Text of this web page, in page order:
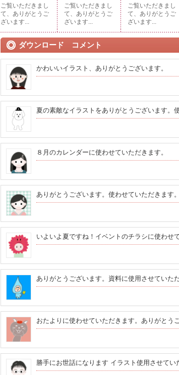
ご覧いただきまし
て、ありがとうご
ざいます...
ご覧いただきまし
て、ありがとうご
ざいます...
ご覧いただきまし
て、ありがとうご
ざいます...
ダウンロード コメント
かわいいイラスト、ありがとうございます。
夏の素敵なイラストをありがとうございます。
８月のカレンダーに使わせていただきます。
ありがとうございます。使わせていただきます。
いよいよ夏ですね！イベントのチラシに使わせ
ありがとうございます。資料に使用させていただ
おたよりに使わせていただきます。ありがとう
勝手にお世話になります イラスト使用させてい